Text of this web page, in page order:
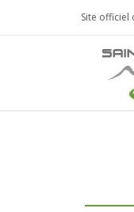
Site officiel